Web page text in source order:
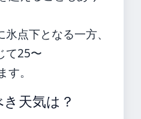
点下となる一方、
て25〜
。
天気は？